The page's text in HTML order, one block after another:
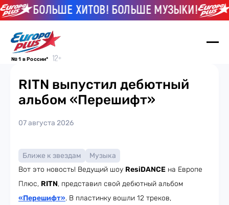
БОЛЬШЕ ХИТОВ! БОЛЬШЕ МУЗЫКИ!
№ 1 в России*
RITN выпустил дебютный
альбом «Перешифт»
07 августа 2026
Ближе к звездам
Музыка
Вот это новость! Ведущий шоу ResiDANCE на Европе
Плюс, RITN, представил свой дебютный альбом
«Перешифт». В пластинку вошли 12 треков,